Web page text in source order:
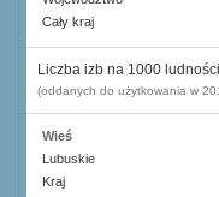
Cały kraj
Liczba izb na 1000 ludności
(oddanych do użytkowania w
Wieś
Lubuskie
Kraj